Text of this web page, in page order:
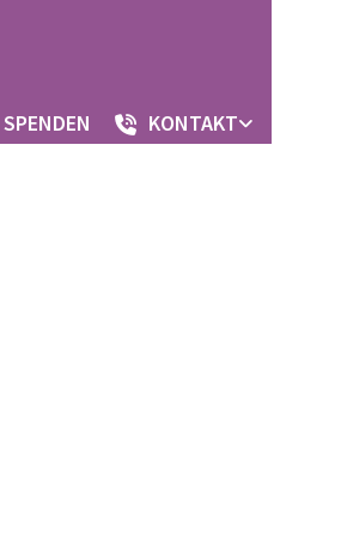
SPENDEN KONTAKT